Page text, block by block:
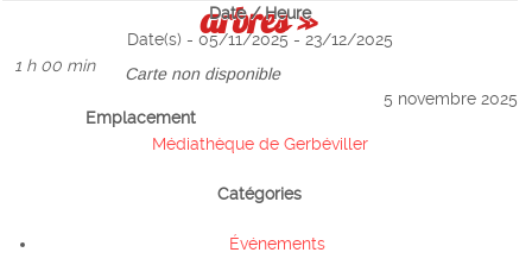
arbres »
5 novembre 2025
Carte non disponible
Date / Heure
Date(s) - 05/11/2025 - 23/12/2025
1 h 00 min
Emplacement
Médiathèque de Gerbéviller
Catégories
Événements